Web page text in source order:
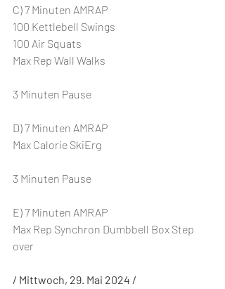
C) 7 Minuten AMRAP
100 Kettlebell Swings
100 Air Squats
Max Rep Wall Walks
3 Minuten Pause
D) 7 Minuten AMRAP
Max Calorie SkiErg
3 Minuten Pause
E) 7 Minuten AMRAP
Max Rep Synchron Dumbbell Box Step
over
/ Mittwoch, 29. Mai 2024 /